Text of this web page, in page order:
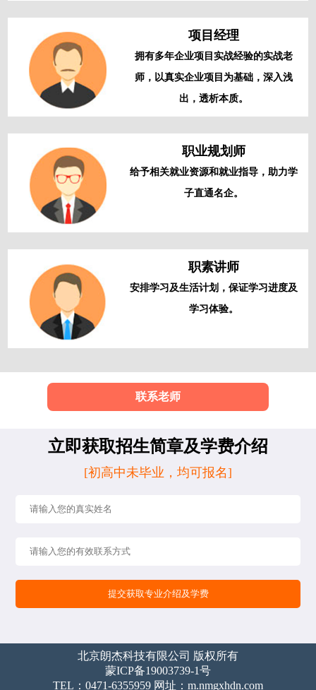
项目经理
拥有多年企业项目实战经验的实战老
师，以真实企业项目为基础，深入浅
出，透析本质。
职业规划师
给予相关就业资源和就业指导，助力学
子直通名企。
职素讲师
安排学习及生活计划，保证学习进度及
学习体验。
联系老师
立即获取招生简章及学费介绍
[初高中未毕业，均可报名]
北京朗杰科技有限公司 版权所有
蒙ICP备19003739-1号
TEL：0471-6355959 网址：m.nmgxhdn.com